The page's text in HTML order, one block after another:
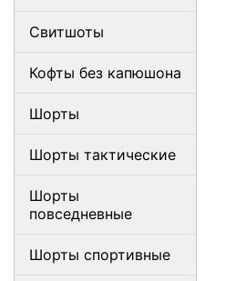
Свитшоты
Кофты без капюшона
Шорты
Шорты тактические
Шорты
повседневные
Шорты спортивные